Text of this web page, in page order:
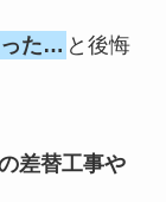
った… と後悔
差替工事や